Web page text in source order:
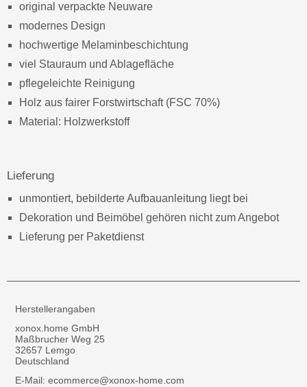
original verpackte Neuware
modernes Design
hochwertige Melaminbeschichtung
viel Stauraum und Ablagefläche
pflegeleichte Reinigung
Holz aus fairer Forstwirtschaft (FSC 70%)
Material: Holzwerkstoff
Lieferung
unmontiert, bebilderte Aufbauanleitung liegt bei
Dekoration und Beimöbel gehören nicht zum Angebot
Lieferung per Paketdienst
Herstellerangaben
xonox.home GmbH
Maßbrucher Weg 25
32657 Lemgo
Deutschland
E-Mail: ecommerce@xonox-home.com